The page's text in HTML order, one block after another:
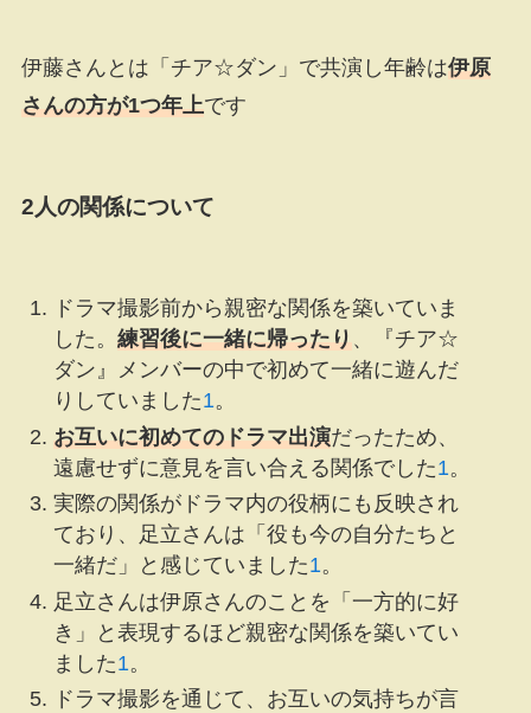
伊藤さんとは「チア☆ダン」で共演し年齢は伊原
さんの方が1つ年上です
2人の関係について
ドラマ撮影前から親密な関係を築いていま
した。 練習後に一緒に帰ったり 、『チア☆
ダン』メンバーの中で初めて一緒に遊んだ
りしていました1。
お互いに初めてのドラマ出演だったため、
遠慮せずに意見を言い合える関係でした1。
実際の関係がドラマ内の役柄にも反映され
ており、足立さんは「役も今の自分たちと
一緒だ」と感じていました1。
足立さんは伊原さんのことを「一方的に好
き」と表現するほど親密な関係を築いてい
ました1。
ドラマ撮影を通じて、お互いの気持ちが言